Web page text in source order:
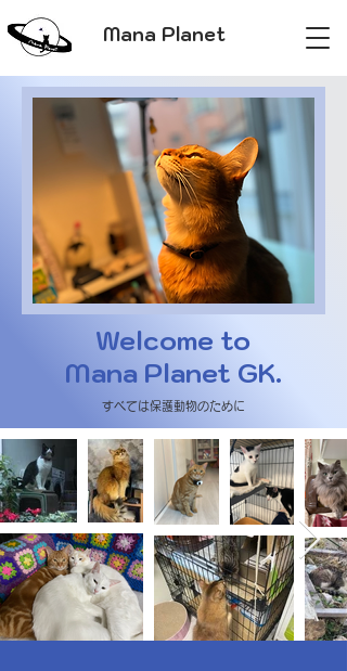
Mana Planet
Welcome to
Mana Planet GK.
すべては保護動物のために